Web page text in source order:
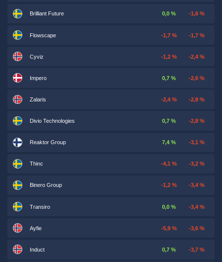
Brilliant Future 0,0 % -1,6 %
Flowscape -1,7 % -1,7 %
Cyviz -1,2 % -2,4 %
Impero 0,7 % -2,6 %
Zalaris -2,4 % -2,8 %
Divio Technologies 0,7 % -2,8 %
Reaktor Group 7,4 % -3,1 %
Thinc -4,1 % -3,2 %
Binero Group -1,2 % -3,4 %
Transiro 0,0 % -3,4 %
Ayfie -5,9 % -3,6 %
Induct 0,7 % -3,7 %